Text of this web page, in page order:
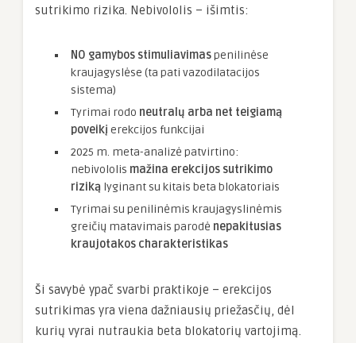
sutrikimo rizika. Nebivololis – išimtis:
NO gamybos stimuliavimaspenilinėse
kraujagyslėse (ta pati vazodilatacijos
sistema)
Tyrimai rodo neutralų arba net teigiamą
poveikį erekcijos funkcijai
2025 m. meta-analizė patvirtino:
nebivololis mažina erekcijos sutrikimo
riziką lyginant su kitais beta blokatoriais
Tyrimai su penilinėmis kraujagyslinėmis
greičių matavimais parodė nepakitusias
kraujotakos charakteristikas
Ši savybė ypač svarbi praktikoje – erekcijos
sutrikimas yra viena dažniausių priežasčių, dėl
kurių vyrai nutraukia beta blokatorių vartojimą.